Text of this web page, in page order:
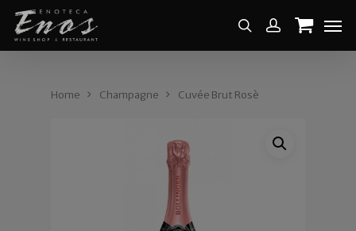
Home Champagne Cuvée Brut Rosè